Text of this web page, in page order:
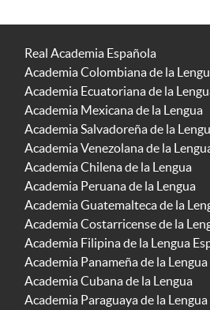
Real Academia Española
Academia Colombiana de la
Academia Ecuatoriana de la
Academia Mexicana de la Lengua
Academia Salvadoreña de la
Academia Venezolana de la
Academia Chilena de la Lengua
Academia Peruana de la Lengua
Academia Guatemalteca de la
Academia Costarricense de la
Academia Filipina de la Lengua
Academia Panameña de la Lengua
Academia Cubana de la Lengua
Academia Paraguaya de la